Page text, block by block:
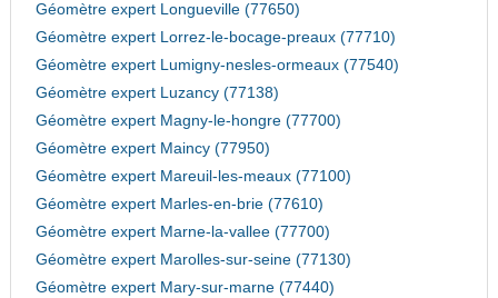
Géomètre expert Longueville (77650)
Géomètre expert Lorrez-le-bocage-preaux (77710)
Géomètre expert Lumigny-nesles-ormeaux (77540)
Géomètre expert Luzancy (77138)
Géomètre expert Magny-le-hongre (77700)
Géomètre expert Maincy (77950)
Géomètre expert Mareuil-les-meaux (77100)
Géomètre expert Marles-en-brie (77610)
Géomètre expert Marne-la-vallee (77700)
Géomètre expert Marolles-sur-seine (77130)
Géomètre expert Mary-sur-marne (77440)